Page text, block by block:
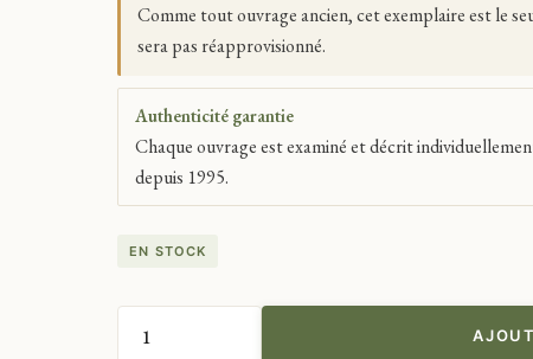
Comme tout ouvrage ancien, cet exemplaire est le
sera pas réapprovisionné.
Authenticité garantie
Chaque ouvrage est examiné et décrit
depuis 1995.
EN STOCK
QUANTITÉ